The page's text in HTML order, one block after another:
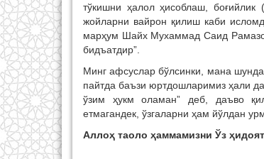
тўкишни ҳалол ҳисоблаш,
жойларни вайрон қилиш каби
марҳум Шайх Мухаммад Саид Рамазон
бидъатдир”.
Минг афсуслар бўлсинки, мана
пайтда баъзи юртдошларимиз ҳали
ўзим ҳукм оламан” деб, даъво
етмагандек, ўзгаларни ҳам йўлдан
Аллоҳ таоло ҳаммамизни Ўз